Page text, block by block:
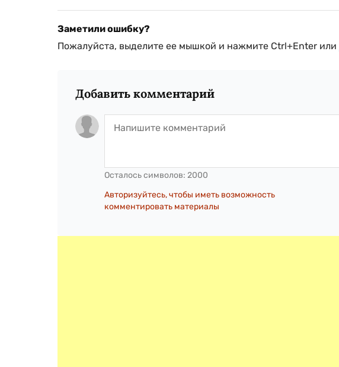
Заметили ошибку?
Пожалуйста, выделите ее мышкой и нажмите Ctrl+Enter или
Добавить комментарий
Осталось символов: 2000
Авторизуйтесь, чтобы иметь возможность
комментировать материалы